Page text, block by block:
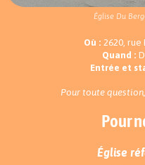
Église Du
Où : 2620, rue
Quand :
Entrée et
Pour toute question,
Pour
Église